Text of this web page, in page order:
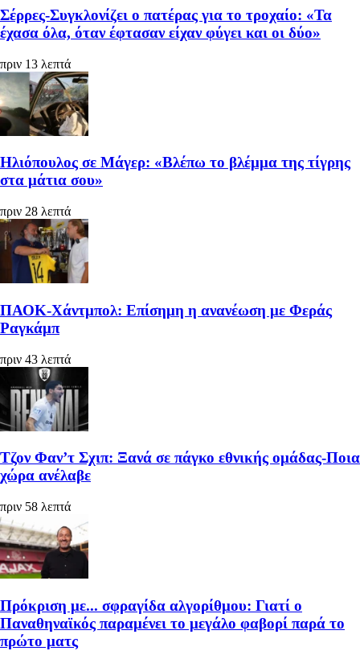
Σέρρες-Συγκλονίζει ο πατέρας για το τροχαίο: «Τα
έχασα όλα, όταν έφτασαν είχαν φύγει και οι δύο»
πριν 13 λεπτά
Ηλιόπουλος σε Μάγερ: «Βλέπω το βλέμμα της τίγρης
στα μάτια σου»
πριν 28 λεπτά
ΠΑΟΚ-Χάντμπολ: Επίσημη η ανανέωση με Φεράς
Ραγκάμπ
πριν 43 λεπτά
Τζον Φαν’τ Σχιπ: Ξανά σε πάγκο εθνικής ομάδας-Ποια
χώρα ανέλαβε
πριν 58 λεπτά
Πρόκριση με... σφραγίδα αλγορίθμου: Γιατί ο
Παναθηναϊκός παραμένει το μεγάλο φαβορί παρά το
πρώτο ματς